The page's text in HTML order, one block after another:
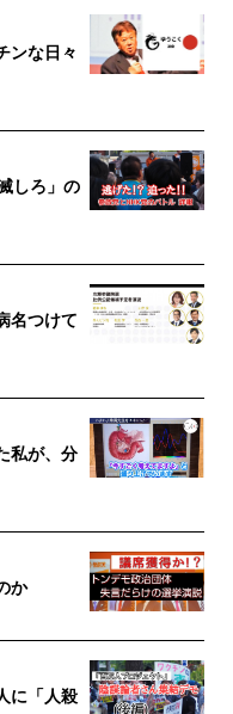
ンな日々
しろ」の
名つけて
私が、分
か
に「人殺